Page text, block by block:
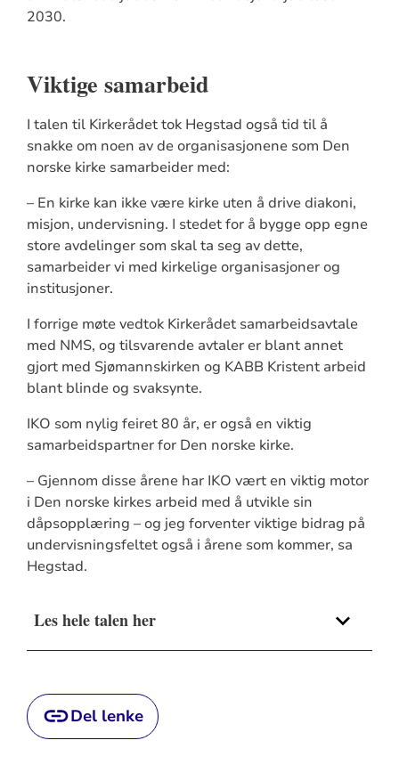
2030.
Viktige samarbeid
I talen til Kirkerådet tok Hegstad også tid til å
snakke om noen av de organisasjonene som Den
norske kirke samarbeider med:
– En kirke kan ikke være kirke uten å drive diakoni,
misjon, undervisning. I stedet for å bygge opp egne
store avdelinger som skal ta seg av dette,
samarbeider vi med kirkelige organisasjoner og
institusjoner.
I forrige møte vedtok Kirkerådet samarbeidsavtale
med NMS, og tilsvarende avtaler er blant annet
gjort med Sjømannskirken og KABB Kristent arbeid
blant blinde og svaksynte.
IKO som nylig feiret 80 år, er også en viktig
samarbeidspartner for Den norske kirke.
– Gjennom disse årene har IKO vært en viktig motor
i Den norske kirkes arbeid med å utvikle sin
dåpsopplæring – og jeg forventer viktige bidrag på
undervisningsfeltet også i årene som kommer, sa
Hegstad.
Les hele talen her
Del lenke